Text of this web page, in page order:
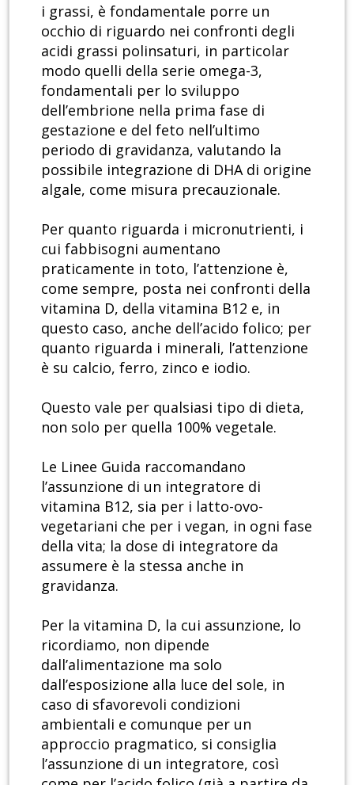
i grassi, è fondamentale porre un
occhio di riguardo nei confronti degli
acidi grassi polinsaturi, in particolar
modo quelli della serie omega-3,
fondamentali per lo sviluppo
dell’embrione nella prima fase di
gestazione e del feto nell’ultimo
periodo di gravidanza, valutando la
possibile integrazione di DHA di origine
algale, come misura precauzionale.
Per quanto riguarda i micronutrienti, i
cui fabbisogni aumentano
praticamente in toto, l’attenzione è,
come sempre, posta nei confronti della
vitamina D, della vitamina B12 e, in
questo caso, anche dell’acido folico; per
quanto riguarda i minerali, l’attenzione
è su calcio, ferro, zinco e iodio.
Questo vale per qualsiasi tipo di dieta,
non solo per quella 100% vegetale.
Le Linee Guida raccomandano
l’assunzione di un integratore di
vitamina B12, sia per i latto-ovo-
vegetariani che per i vegan, in ogni fase
della vita; la dose di integratore da
assumere è la stessa anche in
gravidanza.
Per la vitamina D, la cui assunzione, lo
ricordiamo, non dipende
dall’alimentazione ma solo
dall’esposizione alla luce del sole, in
caso di sfavorevoli condizioni
ambientali e comunque per un
approccio pragmatico, si consiglia
l’assunzione di un integratore, così